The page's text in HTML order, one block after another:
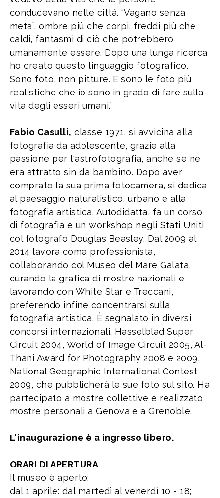
conducevano nelle città. “Vagano senza
meta”, ombre più che corpi, freddi più che
caldi, fantasmi di ciò che potrebbero
umanamente essere. Dopo una lunga ricerca
ho creato questo linguaggio fotografico.
Sono foto, non pitture. E sono le foto più
realistiche che io sono in grado di fare sulla
vita degli esseri umani.”
Fabio Casulli, classe 1971, si avvicina alla
fotografia da adolescente, grazie alla
passione per l'astrofotografia, anche se ne
era attratto sin da bambino. Dopo aver
comprato la sua prima fotocamera, si dedica
al paesaggio naturalistico, urbano e alla
fotografia artistica. Autodidatta, fa un corso
di fotografia e un workshop negli Stati Uniti
col fotografo Douglas Beasley. Dal 2009 al
2014 lavora come professionista,
collaborando col Museo del Mare Galata,
curando la grafica di mostre nazionali e
lavorando con White Star e Treccani,
preferendo infine concentrarsi sulla
fotografia artistica. È segnalato in diversi
concorsi internazionali, Hasselblad Super
Circuit 2004, World of Image Circuit 2005, Al-
Thani Award for Photography 2008 e 2009,
National Geographic International Contest
2009, che pubblicherà le sue foto sul sito. Ha
partecipato a mostre collettive e realizzato
mostre personali a Genova e a Grenoble.
L'inaugurazione è a ingresso libero.
ORARI DI APERTURA
Il museo è aperto:
dal 1 aprile: dal martedì al venerdì 10 - 18;